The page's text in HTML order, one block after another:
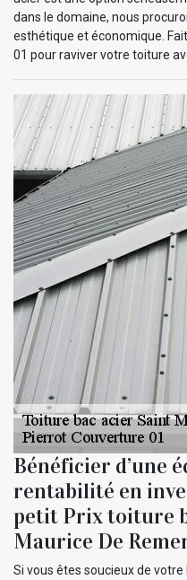
dans le domaine, nous
esthétique et économique.
01 pour raviver votre toiture
Bénéficier d’une
rentabilité en
petit Prix toiture
Maurice De
Si vous êtes soucieux de